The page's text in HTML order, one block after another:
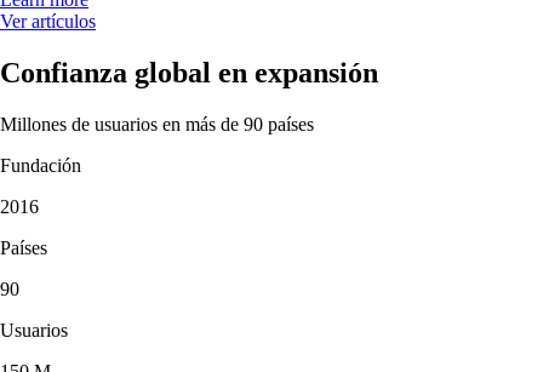
Ver artículos
Confianza global en expansión
Millones de usuarios en más de 90 países
Fundación
2016
Países
90
Usuarios